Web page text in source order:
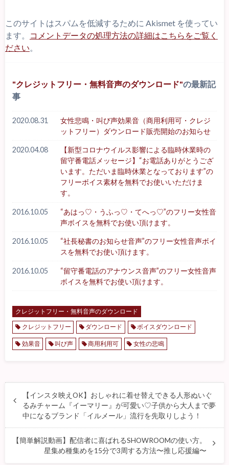
このサイトはスパムを低減するために Akismet を使ってい
ます。
コメントデータの処理方法の詳細はこちらをご覧く
ださい
クレジットフリー・無料音声のダウンロード の最新記
事
2020.08.31
女性悲鳴・叫び声効果音（商用利用可・クレジ
ットフリー）ダウンロード販売開始のお知らせ
2020.04.08
【新型コロナウイルス影響による臨時休業時の
留守番電話メッセージ】“お電話ありがとうござ
います。ただいま臨時休業となっております”の
フリーボイス素材を無料でお使いいただけま
す。
2016.10.05
“あはっ♡・うふっ♡・てへっ♡”のフリー女性音
声ボイスを無料でお使い頂けます。
2016.10.05
“社長秘書のお知らせ音声”のフリー女性音声ボイ
スを無料でお使い頂けます。
2016.10.05
“留守番電話のアナウンス音声”のフリー女性音声
ボイスを無料でお使い頂けます。
クレジットフリー・無料音声のダウンロード
クレジットフリー
ダウンロード ボイスダウンロード
効果音 叫び声 商用利用可 女性の悲鳴
【インスタ映えOK】おしゃれに着せ替えできる人形ぬいぐ
るみチャーム『イーマリー』が可愛い♡子供から大人まで夢
中になるブランド「イルメール」流行を先取りしよう！
【簡単解説動画】配信者に喜ばれるSHOWROOMの使い方。
星集め種集めを15分で3周する方法〜推し応援編〜